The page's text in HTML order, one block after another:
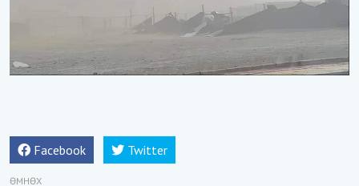
Facebook Twitter
ӨМНӨХ